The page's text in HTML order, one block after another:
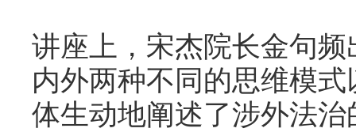
讲座上，宋杰院长金句
内外两种不同的思维模
体生动地阐述了涉外法